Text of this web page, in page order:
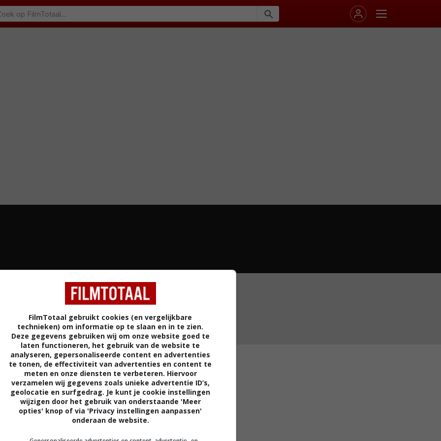
ACTIE MISDAAD
3,6/ 6
Logorama uit niets anders dan bekende merken en
naar de dominante Amerikaanse popcultuur.
François Alaux,Hervé de Crécy.
David Fincher, Matt Winston,Sherman
Joel Michaely,Andrew Kevin
Walker,Bob Stephenson,Jaime Ray
FilmTotaal gebruikt cookies (en vergelijkbare
technieken) om informatie op te slaan en in te zien.
Deze gegevens gebruiken wij om onze website goed te
laten functioneren, het gebruik van de website te
analyseren, gepersonaliseerde content en advertenties
te tonen, de effectiviteit van advertenties en content te
meten en onze diensten te verbeteren. Hiervoor
verzamelen wij gegevens zoals unieke advertentie ID’s,
geolocatie en surfgedrag. Je kunt je cookie instellingen
wijzigen door het gebruik van onderstaande 'Meer
opties' knop of via 'Privacy instellingen aanpassen'
onderaan de website.